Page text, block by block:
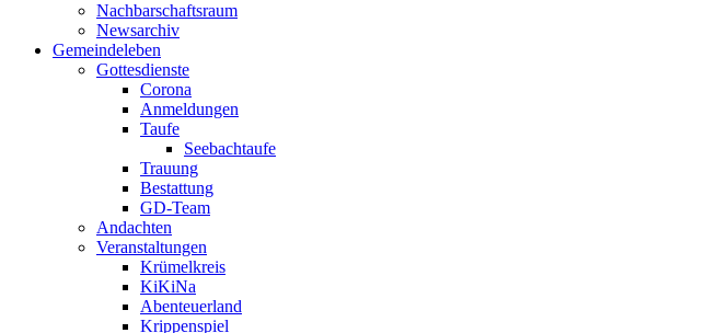
Nachbarschaftsraum
Newsarchiv
Gemeindeleben
Gottesdienste
Corona
Anmeldungen
Taufe
Seebachtaufe
Trauung
Bestattung
GD-Team
Andachten
Veranstaltungen
Krümelkreis
KiKiNa
Abenteuerland
Krippenspiel